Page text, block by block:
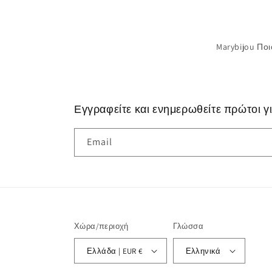
Marybijou
Εγγραφείτε και ενημερωθείτε πρώτοι
Email
Χώρα/περιοχή
Ελλάδα | EUR €
Γλώσσα
Ελληνικά